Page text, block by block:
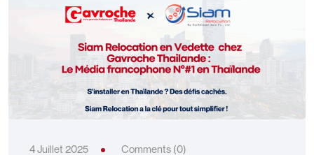
4 Juillet 2025 Comments (0)